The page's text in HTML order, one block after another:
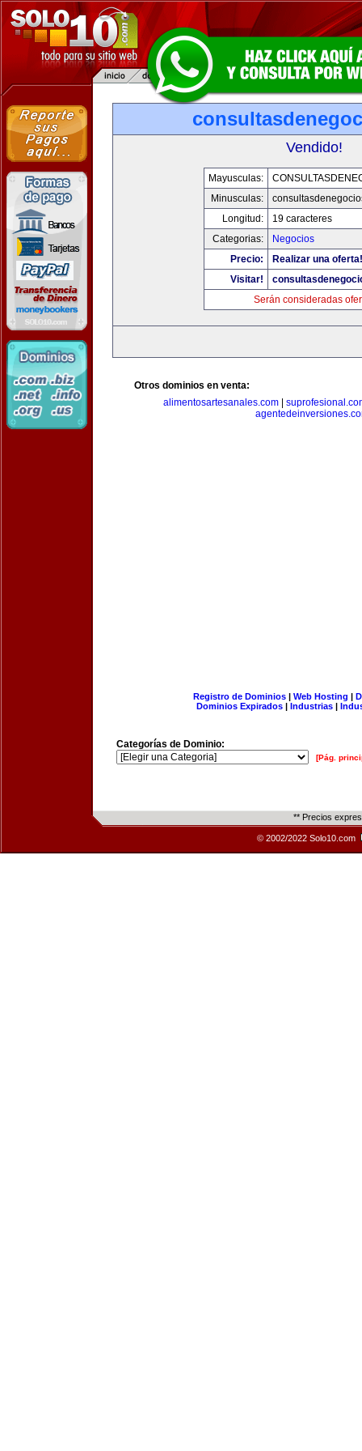
Vendido!
Mayusculas:
Minusculas:
Longitud:
19 caracteres
Categorias:
Negocios
Precio:
Realizar una oferta!
Visitar!
Serán consideradas
Otros dominios en venta:
alimentosartesanales.com
Registro de Dominios| Web Hosting |
Dominios Expirados | Industrias |
Categorías de Dominio:
[Pág.
** Precios
© 2002/2022 Solo10.com